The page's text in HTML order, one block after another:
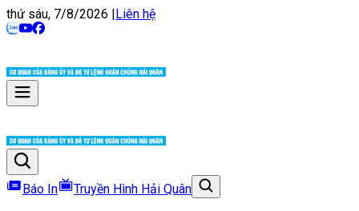
thứ sáu, 7/8/2026 |Liên hệ
Báo In Truyền Hình Hải Quân